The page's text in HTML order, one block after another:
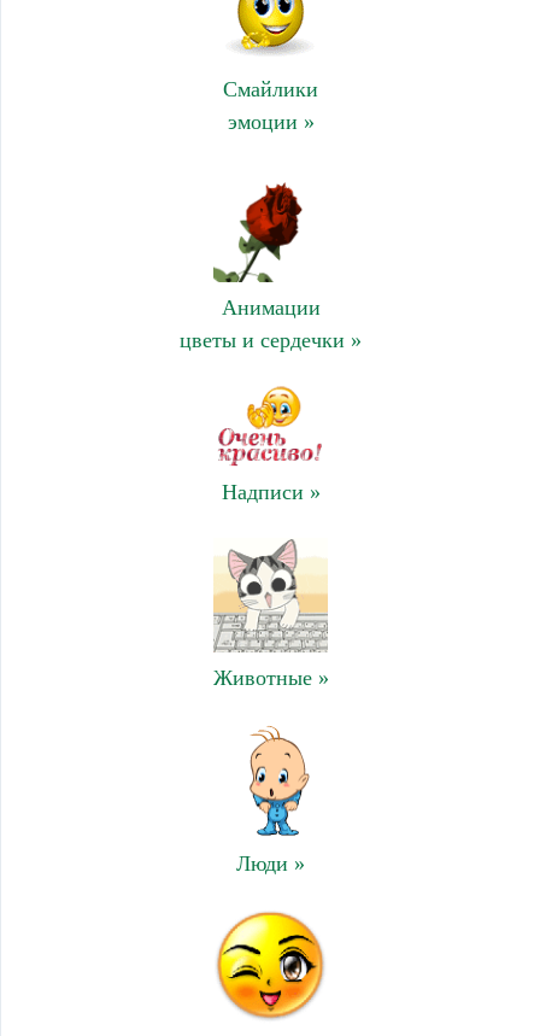
Смайлики
эмоции »
Анимации
цветы и сердечки »
Надписи »
Животные »
Люди »